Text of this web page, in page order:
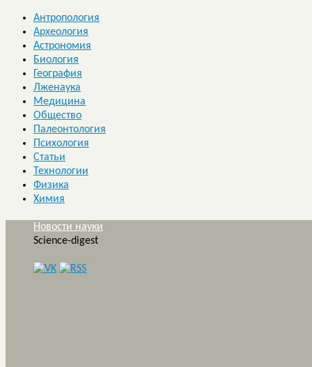
Антропология
Археология
Астрономия
Биология
География
Лженаука
Медицина
Общество
Палеонтология
Психология
Статьи
Технологии
Физика
Химия
Новости науки
Science-digest